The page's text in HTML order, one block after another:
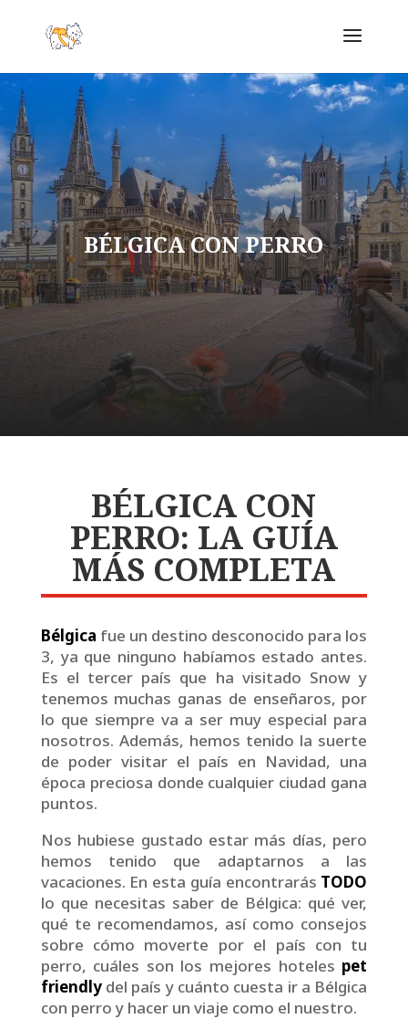
BÉLGICA CON PERRO
BÉLGICA CON
PERRO: LA GUÍA
MÁS COMPLETA
Bélgica fue un destino desconocido para los
3, ya que ninguno habíamos estado antes.
Es el tercer país que ha visitado Snow y
tenemos muchas ganas de enseñaros, por
lo que siempre va a ser muy especial para
nosotros. Además, hemos tenido la suerte
de poder visitar el país en Navidad, una
época preciosa donde cualquier ciudad gana
puntos.
Nos hubiese gustado estar más días, pero
hemos tenido que adaptarnos a las
vacaciones. En esta guía encontrarás TODO
lo que necesitas saber de Bélgica: qué ver,
qué te recomendamos, así como consejos
sobre cómo moverte por el país con tu
perro, cuáles son los mejores hoteles pet
friendlydel país y cuánto cuesta ir a Bélgica
con perro y hacer un viaje como el nuestro.